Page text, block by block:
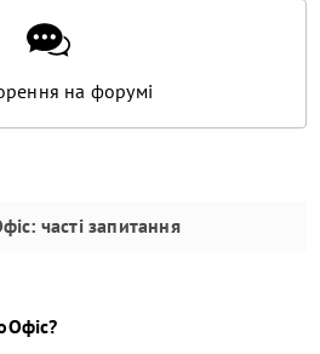
на форумі
: часті запитання
?